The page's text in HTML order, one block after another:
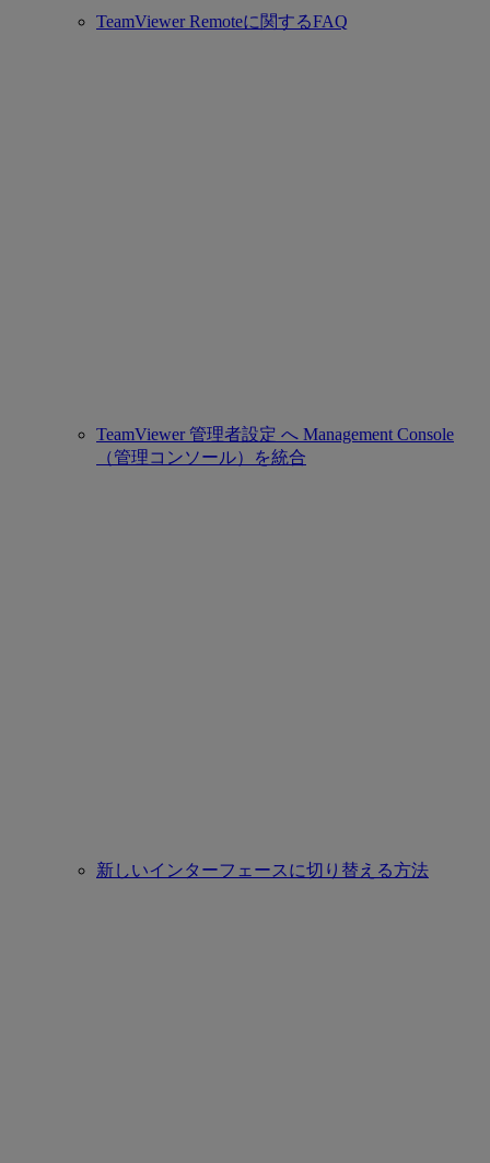
TeamViewer Remoteに関するFAQ
TeamViewer 管理者設定 へ Management Console
（管理コンソール）を統合
新しいインターフェースに切り替える方法